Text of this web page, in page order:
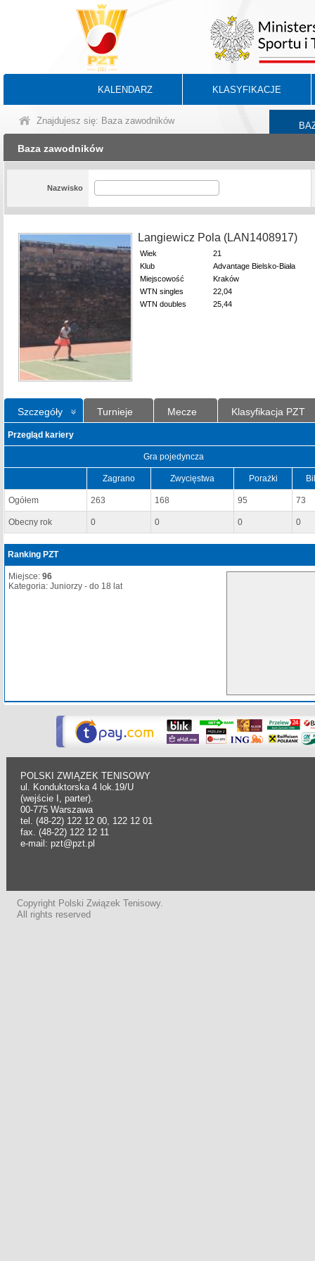
KALENDARZ KLASYFIKACJE
Znajdujesz się: Baza zawodników
Baza zawodników
Nazwisko
Langiewicz Pola (LAN1408917)
Wiek
21
Klub
Advantage Bielsko-Biała
Miejscowość
Kraków
WTN singles
22,04
WTN doubles
25,44
Szczegóły Turnieje Mecze Klasyfikacja PZT
Przegląd kariery
Gra pojedyncza
Zagrano Zwycięstwa Porażki
Ogółem 263 168 95 73
Obecny rok 0 0 0 0
Ranking PZT
Miejsce: 96
Kategoria: Juniorzy - do 18 lat
POLSKI ZWIĄZEK TENISOWY
ul. Konduktorska 4 lok.19/U
(wejście I, parter).
00-775 Warszawa
tel. (48-22) 122 12 00, 122 12 01
fax. (48-22) 122 12 11
e-mail: pzt@pzt.pl
Copyright Polski Związek Tenisowy.
All rights reserved